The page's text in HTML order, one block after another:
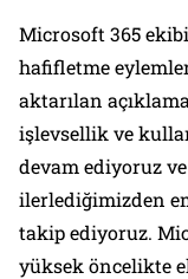
Microsoft 365
hafifletme
aktarılan
işlevsellik ve
devam ediyoruz
ilerlediğimizden
takip ediyoruz.
yüksek öncelikte